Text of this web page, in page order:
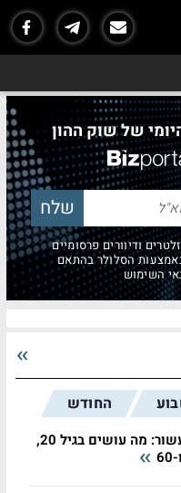
של שוק ההון
ודיוורים פרסומיים
הסלולר בהתאם
החודש
פנסיה לפי עשור: מה עושים בגיל 20,